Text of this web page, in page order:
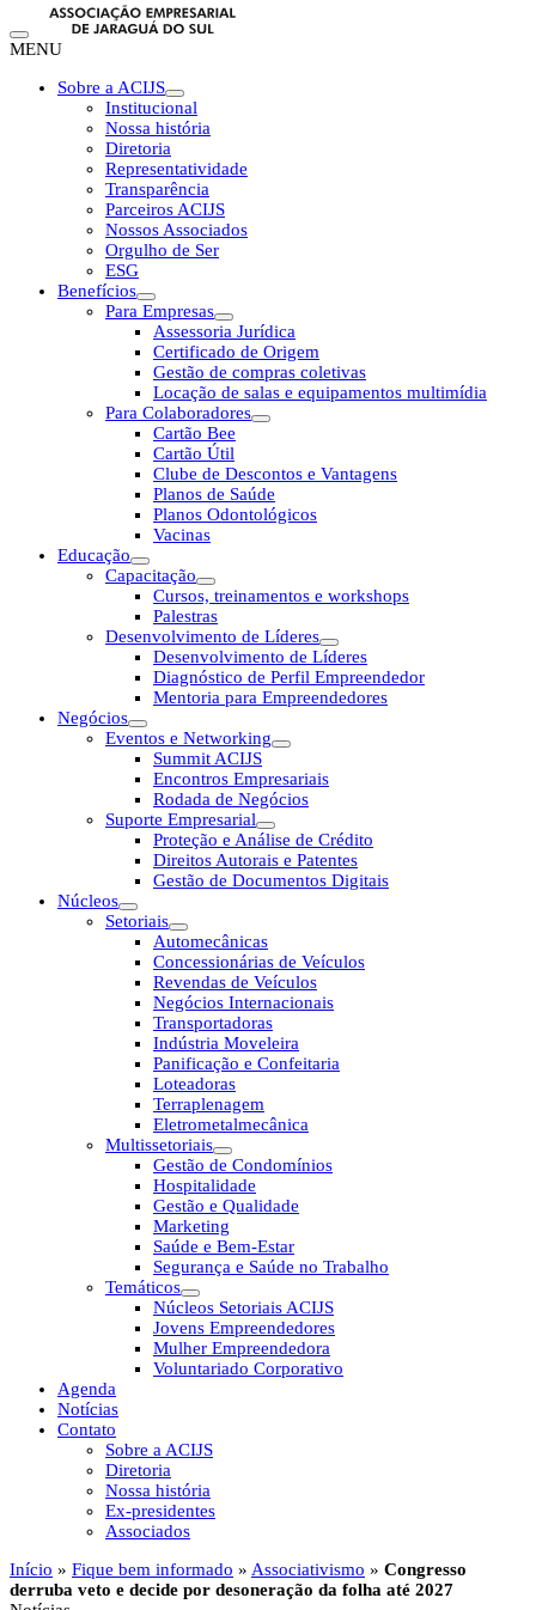
MENU
Sobre a ACIJS
Institucional
Nossa história
Diretoria
Representatividade
Transparência
Parceiros ACIJS
Nossos Associados
Orgulho de Ser
ESG
Benefícios
Para Empresas
Assessoria Jurídica
Certificado de Origem
Gestão de compras coletivas
Locação de salas e equipamentos multimídia
Para Colaboradores
Cartão Bee
Cartão Útil
Clube de Descontos e Vantagens
Planos de Saúde
Planos Odontológicos
Vacinas
Educação
Capacitação
Cursos, treinamentos e workshops
Palestras
Desenvolvimento de Líderes
Desenvolvimento de Líderes
Diagnóstico de Perfil Empreendedor
Mentoria para Empreendedores
Negócios
Eventos e Networking
Summit ACIJS
Encontros Empresariais
Rodada de Negócios
Suporte Empresarial
Proteção e Análise de Crédito
Direitos Autorais e Patentes
Gestão de Documentos Digitais
Núcleos
Setoriais
Automecânicas
Concessionárias de Veículos
Revendas de Veículos
Negócios Internacionais
Transportadoras
Indústria Moveleira
Panificação e Confeitaria
Loteadoras
Terraplenagem
Eletrometalmecânica
Multissetoriais
Gestão de Condomínios
Hospitalidade
Gestão e Qualidade
Marketing
Saúde e Bem-Estar
Segurança e Saúde no Trabalho
Temáticos
Núcleos Setoriais ACIJS
Jovens Empreendedores
Mulher Empreendedora
Voluntariado Corporativo
Agenda
Notícias
Contato
Sobre a ACIJS
Diretoria
Nossa história
Ex-presidentes
Associados
Início » Fique bem informado » Associativismo » Congresso
derruba veto e decide por desoneração da folha até 2027